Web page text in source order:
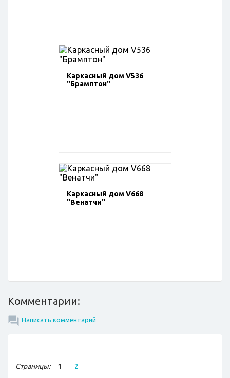
Каркасный дом V536
"Брамптон"
Каркасный дом V668
"Венатчи"
Комментарии:
Написать комментарий
Страницы: 1 2